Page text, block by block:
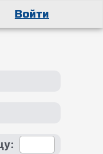
Войти